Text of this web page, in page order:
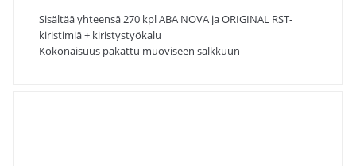
Sisältää yhteensä 270 kpl ABA NOVA ja ORIGINAL RST-
kiristimiä + kiristystyökalu
Kokonaisuus pakattu muoviseen salkkuun